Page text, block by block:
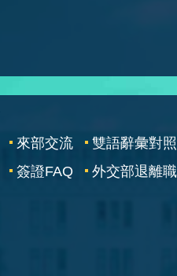
來部交流 雙語辭彙對
簽證FAQ 外交部退離